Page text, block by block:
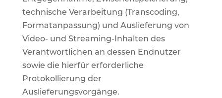
technische Verarbeitung (Transcoding,
Formatanpassung) und Auslieferung von
Video- und Streaming-Inhalten des
Verantwortlichen an dessen Endnutzer
sowie die hierfür erforderliche
Protokollierung der
Auslieferungsvorgänge.